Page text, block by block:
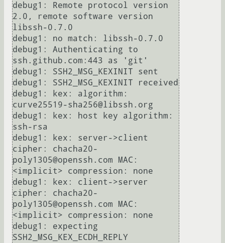
debug1: Remote protocol version
2.0, remote software version
libssh-0.7.0
debug1: no match: libssh-0.7.0
debug1: Authenticating to
ssh.github.com:443 as 'git'
debug1: SSH2_MSG_KEXINIT sent
debug1: SSH2_MSG_KEXINIT received
debug1: kex: algorithm:
curve25519-sha256@libssh.org
debug1: kex: host key algorithm:
ssh-rsa
debug1: kex: server->client
cipher: chacha20-
poly1305@openssh.com MAC:
<implicit> compression: none
debug1: kex: client->server
cipher: chacha20-
poly1305@openssh.com MAC:
<implicit> compression: none
debug1: expecting
SSH2_MSG_KEX_ECDH_REPLY